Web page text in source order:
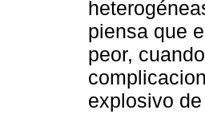
piensa que
peor,
explosivo